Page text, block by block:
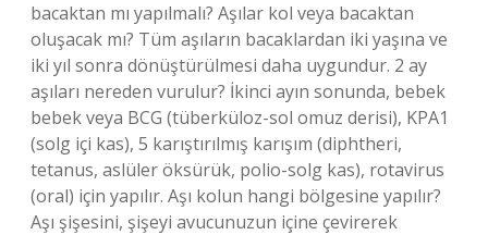
bacaktan mı yapılmalı? Aşılar kol veya bacaktan
oluşacak mı? Tüm aşıların bacaklardan iki yaşına ve
iki yıl sonra dönüştürülmesi daha uygundur. 2 ay
aşıları nereden vurulur? İkinci ayın sonunda, bebek
bebek veya BCG (tüberküloz-sol omuz derisi), KPA1
(solg içi kas), 5 karıştırılmış karışım (diphtheri,
tetanus, aslüler öksürük, polio-solg kas), rotavirus
(oral) için yapılır. Aşı kolun hangi bölgesine yapılır?
Aşı şişesini, şişeyi avucunuzun içine çevirerek